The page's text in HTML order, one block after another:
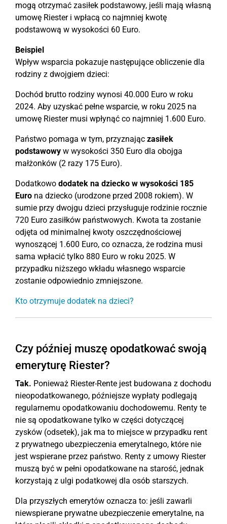
mogą otrzymać zasiłek podstawowy, jeśli mają własną
umowę Riester i wpłacą co najmniej kwotę
podstawową w wysokości 60 Euro.
Beispiel
Wpływ wsparcia pokazuje następujące obliczenie dla
rodziny z dwojgiem dzieci:
Dochód brutto rodziny wynosi 40.000 Euro w roku
2024. Aby uzyskać pełne wsparcie, w roku 2025 na
umowę Riester musi wpłynąć co najmniej 1.600 Euro.
Państwo pomaga w tym, przyznając zasiłek
podstawowy w wysokości 350 Euro dla obojga
małżonków (2 razy 175 Euro).
Dodatkowo dodatek na dziecko w wysokości 185
Euro na dziecko (urodzone przed 2008 rokiem). W
sumie przy dwojgu dzieci przysługuje rodzinie rocznie
720 Euro zasiłków państwowych. Kwota ta zostanie
odjęta od minimalnej kwoty oszczędnościowej
wynoszącej 1.600 Euro, co oznacza, że rodzina musi
sama wpłacić tylko 880 Euro w roku 2025. W
przypadku niższego wkładu własnego wsparcie
zostanie odpowiednio zmniejszone.
Kto otrzymuje dodatek na dzieci?
Czy później muszę opodatkować swoją
emeryturę Riester?
Tak. Ponieważ Riester-Rente jest budowana z dochodu
nieopodatkowanego, późniejsze wypłaty podlegają
regularnemu opodatkowaniu dochodowemu. Renty te
nie są opodatkowane tylko w części dotyczącej
zysków (odsetek), jak ma to miejsce w przypadku rent
z prywatnego ubezpieczenia emerytalnego, które nie
jest wspierane przez państwo. Renty z umowy Riester
muszą być w pełni opodatkowane na starość, jednak
korzystają z ulgi podatkowej dla osób starszych.
Dla przyszłych emerytów oznacza to: jeśli zawarli
niewspierane prywatne ubezpieczenie emerytalne, na